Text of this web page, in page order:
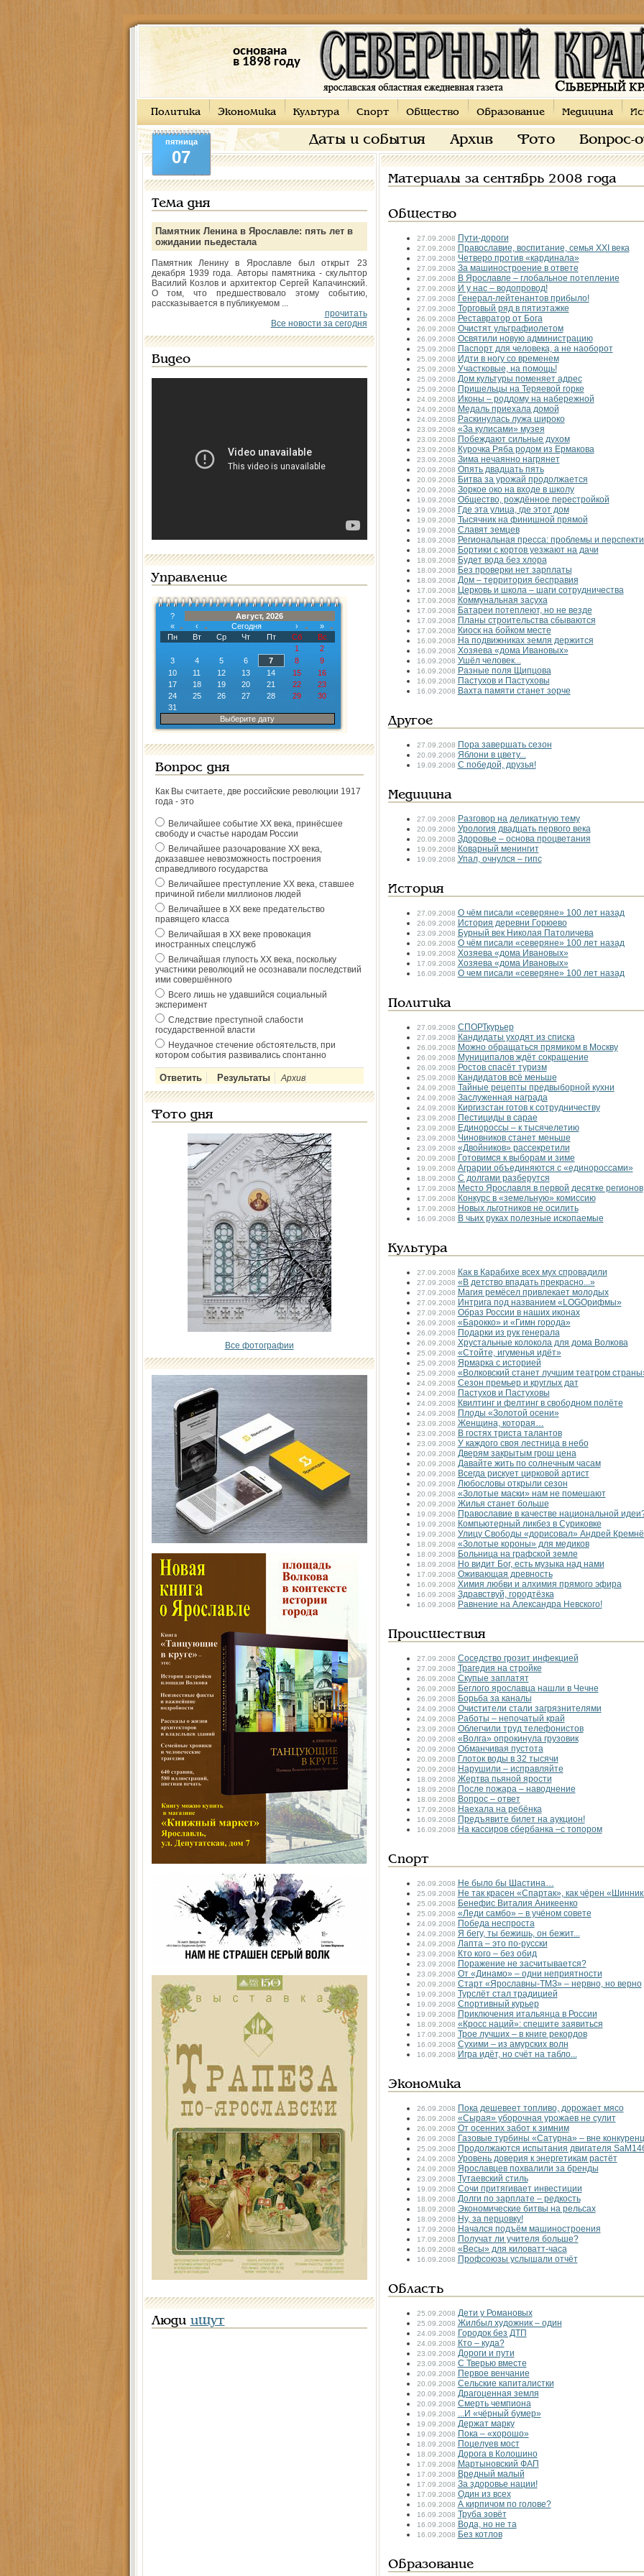
основана
в 1898 году
Политика Экономика Культура Спорт Общество Образование Медицина
Даты и события Архив Фото Вопрос-
пятница
07
Тема дня
Памятник Ленина в Ярославле: пять лет в
ожидании пьедестала
Памятник Ленину в Ярославле был открыт 23
декабря 1939 года. Авторы памятника - скульптор
Василий Козлов и архитектор Сергей Капачинский.
О том, что предшествовало этому событию,
рассказывается в публикуемом ...
прочитать
Все новости за сегодня
Видео
Управление
?
Август, 2026
«
‹ Сегодня ›
»
Пн
Вт Ср Чт Пт Сб
Вс
1
2
3
4 5 6 7 8
9
10
11 12 13 14 15
16
17
18 19 20 21 22
23
24
25 26 27 28 29
30
31
Выберите дату
Вопрос дня
Как Вы считаете, две российские революции 1917
года - это
Величайшее событие ХХ века, принёсшее
свободу и счастье народам России
Величайшее разочарование ХХ века,
доказавшее невозможность построения
справедливого государства
Величайшее преступление ХХ века, ставшее
причиной гибели миллионов людей
Величайшее в ХХ веке предательство
правящего класса
Величайшая в ХХ веке провокация
иностранных спецслужб
Величайшая глупость ХХ века, поскольку
участники революций не осознавали последствий
ими совершённого
Всего лишь не удавшийся социальный
эксперимент
Следствие преступной слабости
государственной власти
Неудачное стечение обстоятельств, при
котором события развивались спонтанно
Архив
Фото дня
Все фотографии
Люди ищут
Материалы за сентябрь 2008 года
Общество
27.09.2008 Пути-дороги
27.09.2008 Православие, воспитание, семья XXI века
27.09.2008 Четверо против «кардинала»
27.09.2008 За машиностроение в ответе
27.09.2008 В Ярославле – глобальное потепление
27.09.2008 И у нас – водопровод!
27.09.2008 Генерал-лейтенантов прибыло!
27.09.2008 Торговый ряд в пятиэтажке
26.09.2008 Реставратор от Бога
26.09.2008 Очистят ультрафиолетом
26.09.2008 Освятили новую администрацию
25.09.2008 Паспорт для человека, а не наоборот
25.09.2008 Идти в ногу со временем
25.09.2008 Участковые, на помощь!
25.09.2008 Дом культуры поменяет адрес
25.09.2008 Пришельцы на Теряевой горке
24.09.2008 Иконы – роддому на набережной
24.09.2008 Медаль приехала домой
24.09.2008 Раскинулась лужа широко
23.09.2008 «За кулисами» музея
23.09.2008 Побеждают сильные духом
23.09.2008 Курочка Ряба родом из Ермакова
23.09.2008 Зима нечаянно нагрянет
20.09.2008 Опять двадцать пять
20.09.2008 Битва за урожай продолжается
20.09.2008 Зоркое око на входе в школу
19.09.2008 Общество, рождённое перестройкой
19.09.2008 Где эта улица, где этот дом
19.09.2008 Тысячник на финишной прямой
19.09.2008 Славят земцев
18.09.2008 Региональная пресса: проблемы и
18.09.2008 Бортики с кортов уезжают на дачи
18.09.2008 Будет вода без хлора
18.09.2008 Без проверки нет зарплаты
18.09.2008 Дом – территория бесправия
17.09.2008 Церковь и школа – шаги сотрудничества
17.09.2008 Коммунальная засуха
17.09.2008 Батареи потеплеют, но не везде
17.09.2008 Планы строительства сбываются
17.09.2008 Киоск на бойком месте
16.09.2008 На подвижниках земля держится
16.09.2008 Хозяева «дома Ивановых»
16.09.2008 Ушёл человек...
16.09.2008 Разные поля Щипцова
16.09.2008 Пастухов и Пастуховы
16.09.2008 Вахта памяти станет зорче
Другое
27.09.2008 Пора завершать сезон
20.09.2008 Яблони в цвету...
19.09.2008 С победой, друзья!
Медицина
27.09.2008 Разговор на деликатную тему
20.09.2008 Урология двадцать первого века
20.09.2008 Здоровье – основа процветания
19.09.2008 Коварный менингит
19.09.2008 Упал, очнулся – гипс
История
27.09.2008 О чём писали «северяне» 100 лет назад
26.09.2008 История деревни Горюево
23.09.2008 Бурный век Николая Патоличева
20.09.2008 О чём писали «северяне» 100 лет назад
19.09.2008 Хозяева «дома Ивановых»
17.09.2008 Хозяева «дома Ивановых»
16.09.2008 О чем писали «северяне» 100 лет назад
Политика
27.09.2008 СПОРТкурьер
27.09.2008 Кандидаты уходят из списка
26.09.2008 Можно обращаться прямиком в Москву
26.09.2008 Муниципалов ждёт сокращение
26.09.2008 Ростов спасёт туризм
25.09.2008 Кандидатов всё меньше
24.09.2008 Тайные рецепты предвыборной кухни
24.09.2008 Заслуженная награда
24.09.2008 Киргизстан готов к сотрудничеству
23.09.2008 Пестициды в сарае
23.09.2008 Единороссы – к тысячелетию
23.09.2008 Чиновников станет меньше
23.09.2008 «Двойников» рассекретили
20.09.2008 Готовимся к выборам и зиме
19.09.2008 Аграрии объединяются с «единороссами»
18.09.2008 С долгами разберутся
17.09.2008 Место Ярославля в первой десятке регионов
17.09.2008 Конкурс в «земельную» комиссию
17.09.2008 Новых льготников не осилить
16.09.2008 В чьих руках полезные ископаемые
Культура
27.09.2008 Как в Карабихе всех мух спровадили
27.09.2008 «В детство впадать прекрасно...»
27.09.2008 Магия ремёсел привлекает молодых
27.09.2008 Интрига под названием «LOGOрифмы»
27.09.2008 Образ России в наших иконах
26.09.2008 «Барокко» и «Гимн города»
26.09.2008 Подарки из рук генерала
26.09.2008 Хрустальные колокола для дома Волкова
25.09.2008 «Стойте, игуменья идёт»
25.09.2008 Ярмарка с историей
25.09.2008 «Волковский станет лучшим театром
24.09.2008 Сезон премьер и круглых дат
24.09.2008 Пастухов и Пастуховы
24.09.2008 Квилтинг и фелтинг в свободном полёте
24.09.2008 Плоды «Золотой осени»
23.09.2008 Женщина, которая…
23.09.2008 В гостях триста талантов
23.09.2008 У каждого своя лестница в небо
20.09.2008 Дверям закрытым грош цена
20.09.2008 Давайте жить по солнечным часам
20.09.2008 Всегда рискует цирковой артист
20.09.2008 Любословы открыли сезон
20.09.2008 «Золотые маски» нам не помешают
20.09.2008 Жилья станет больше
19.09.2008 Православие в качестве национальной
19.09.2008 Компьютерный ликбез в Суриковке
19.09.2008 Улицу Свободы «дорисовал» Андрей
18.09.2008 «Золотые короны» для медиков
18.09.2008 Больница на графской земле
18.09.2008 Но видит Бог, есть музыка над нами
17.09.2008 Оживающая древность
16.09.2008 Химия любви и алхимия прямого эфира
16.09.2008 Здравствуй, город­тёзка
16.09.2008 Равнение на Александра Невского!
Происшествия
27.09.2008 Соседство грозит инфекцией
27.09.2008 Трагедия на стройке
26.09.2008 Скупые заплатят
26.09.2008 Беглого ярославца нашли в Чечне
26.09.2008 Борьба за каналы
24.09.2008 Очистители стали загрязнителями
24.09.2008 Работы – непочатый край
23.09.2008 Облегчили труд телефонистов
20.09.2008 «Волга» опрокинула грузовик
20.09.2008 Обманчивая пустота
20.09.2008 Глоток воды в 32 тысячи
20.09.2008 Нарушили – исправляйте
18.09.2008 Жертва пьяной ярости
18.09.2008 После пожара – наводнение
18.09.2008 Вопрос – ответ
17.09.2008 Наехала на ребёнка
16.09.2008 Предъявите билет на аукцион!
16.09.2008 На кассиров сбербанка –с топором
Спорт
26.09.2008 Не было бы Шастина…
25.09.2008 Не так красен «Спартак», как чёрен
25.09.2008 Бенефис Виталия Аникеенко
25.09.2008 «Леди самбо» – в учёном совете
24.09.2008 Победа неспроста
24.09.2008 Я бегу, ты бежишь, он бежит...
24.09.2008 Лапта – это по-русски
23.09.2008 Кто кого – без обид
23.09.2008 Поражение не засчитывается?
23.09.2008 От «Динамо» – одни неприятности
20.09.2008 Старт «Ярославны-ТМЗ» – нервно, но верно
19.09.2008 Турслёт стал традицией
19.09.2008 Спортивный курьер
19.09.2008 Приключения итальянца в России
18.09.2008 «Кросс наций»: спешите заявиться
17.09.2008 Трое лучших – в книге рекордов
16.09.2008 Сухими – из амурских волн
16.09.2008 Игра идёт, но счёт на табло...
Экономика
26.09.2008 Пока дешевеет топливо, дорожает мясо
26.09.2008 «Сырая» уборочная урожаев не сулит
26.09.2008 От осенних забот к зимним
26.09.2008 Газовые турбины «Сатурна» – вне
25.09.2008 Продолжаются испытания двигателя
24.09.2008 Уровень доверия к энергетикам растёт
24.09.2008 Ярославцев похвалили за бренды
23.09.2008 Тутаевский стиль
19.09.2008 Сочи притягивает инвестиции
18.09.2008 Долги по зарплате – редкость
18.09.2008 Экономические битвы на рельсах
18.09.2008 Ну, за перцовку!
17.09.2008 Начался подъём машиностроения
17.09.2008 Получат ли учителя больше?
16.09.2008 «Весы» для киловатт-часа
16.09.2008 Профсоюзы услышали отчёт
Область
25.09.2008 Дети у Романовых
25.09.2008 Жил­был художник – один
24.09.2008 Городок без ДТП
24.09.2008 Кто – куда?
23.09.2008 Дороги и пути
23.09.2008 С Тверью вместе
20.09.2008 Первое венчание
20.09.2008 Сельские капиталистки
20.09.2008 Драгоценная земля
20.09.2008 Смерть чемпиона
19.09.2008 ...И «чёрный бумер»
19.09.2008 Держат марку
19.09.2008 Пока – «хорошо»
18.09.2008 Поцелуев мост
18.09.2008 Дорога в Колошино
17.09.2008 Мартыновский ФАП
17.09.2008 Вредный малый
17.09.2008 За здоровье нации!
17.09.2008 Один из всех
16.09.2008 А кирпичом по голове?
16.09.2008 Труба зовёт
16.09.2008 Вода, но не та
16.09.2008 Без котлов
Образование